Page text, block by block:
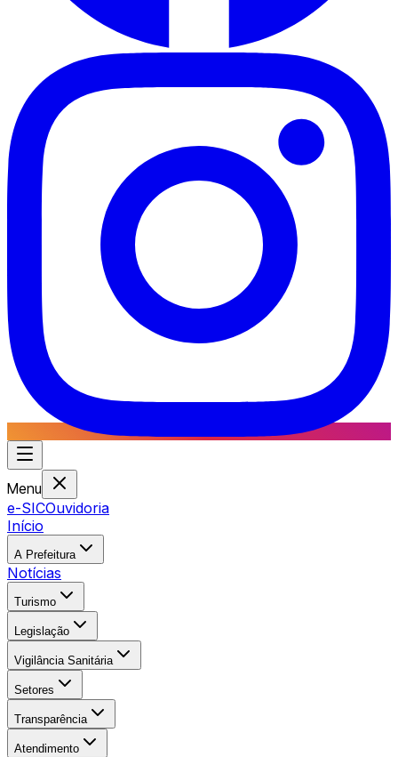
Menu
e-SICOuvidoria
Início
A Prefeitura
Notícias
Turismo
Legislação
Vigilância Sanitária
Setores
Transparência
Atendimento